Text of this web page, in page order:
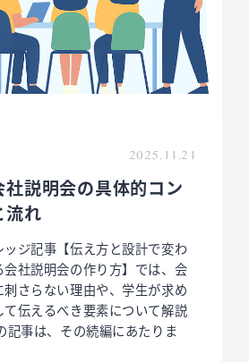
2025.11.21
説明会の具体的コン
流れ
ジ記事【伝え方と設計で変わ
社説明会の作り方】では、会
さらない理由や、学生が求め
伝えるべき要素について解説
記事は、その続編にあたりま